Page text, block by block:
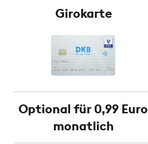
Girokarte
Optional für 0,99 Euro
monatlich